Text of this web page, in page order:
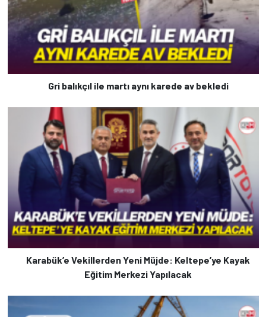
Gri balıkçıl ile martı aynı karede av bekledi
Karabük’e Vekillerden Yeni Müjde: Keltepe’ye Kayak
Eğitim Merkezi Yapılacak